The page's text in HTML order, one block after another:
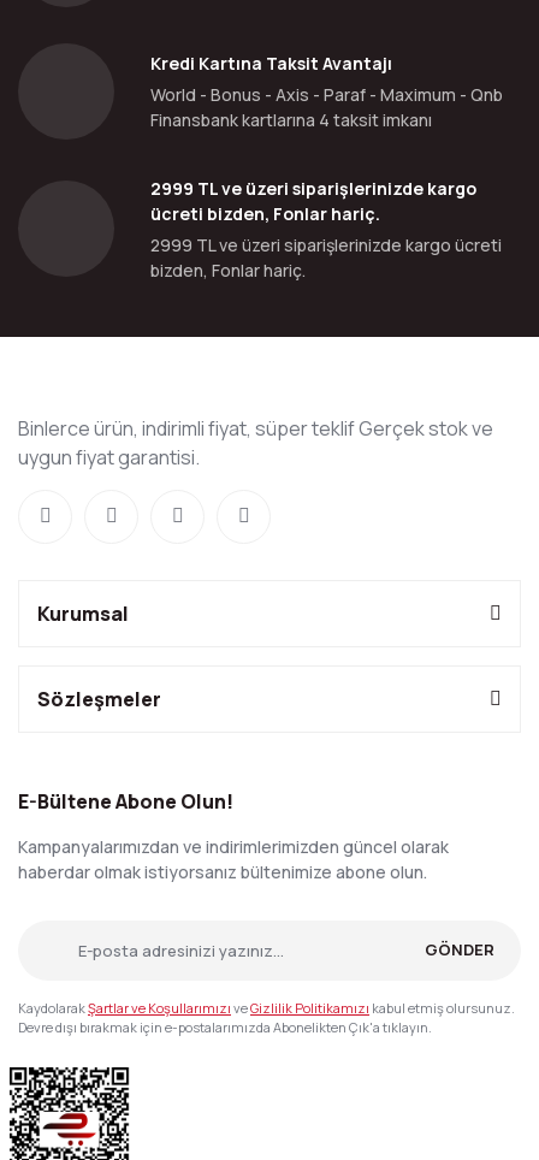
Kredi Kartına Taksit Avantajı
World - Bonus - Axis - Paraf - Maximum - Qnb
Finansbank kartlarına 4 taksit imkanı
2999 TL ve üzeri siparişlerinizde kargo
ücreti bizden, Fonlar hariç.
2999 TL ve üzeri siparişlerinizde kargo ücreti
bizden, Fonlar hariç.
Binlerce ürün, indirimli fiyat, süper teklif Gerçek stok ve
uygun fiyat garantisi.
Kurumsal
Sözleşmeler
E-Bültene Abone Olun!
Kampanyalarımızdan ve indirimlerimizden güncel olarak
haberdar olmak istiyorsanız bültenimize abone olun.
GÖNDER
KaydolarakŞartlar ve Koşullarımızı veGizlilik Politikamızı kabul etmiş olursunuz.
Devre dışı bırakmak için e-postalarımızda Abonelikten Çık'a tıklayın.